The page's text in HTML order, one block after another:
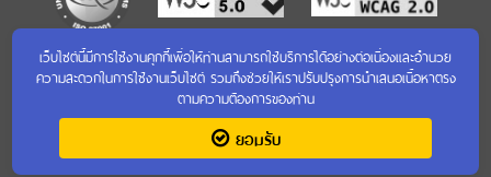
เข้าชมเว็บไซต์เก่า
เว็บไซต์นี้มีการใช้งานคุกกี้เพื่อให้ท่านสามารถใช้บริการได้อย่างต่อเนื่องและอำนวย
ความสะดวกในการใช้งานเว็บไซต์ รวมถึงช่วยให้เราปรับปรุงการนำเสนอเนื้อหาตรง
ตามความต้องการของท่าน
ยอมรับ